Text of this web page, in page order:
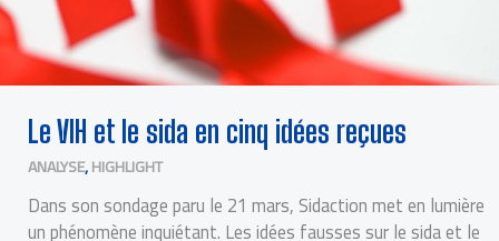
Le VIH et le sida en cinq idées reçues
ANALYSE,HIGHLIGHT
Dans son sondage paru le 21 mars, Sidaction met en lumière
un phénomène inquiétant. Les idées fausses sur le sida et le